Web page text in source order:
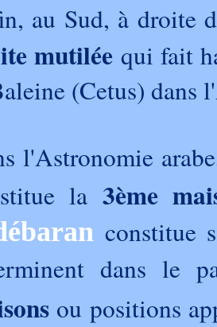
au Sud, à droite
mutilée qui fait
(Cetus) dans
l'Astronomie
la 3ème
constitue
dans le
ou positions